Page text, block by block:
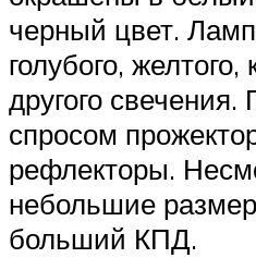
черный цвет.
голубого, желтого,
другого свечения.
спросом
рефлекторы.
небольшие
больший КПД.